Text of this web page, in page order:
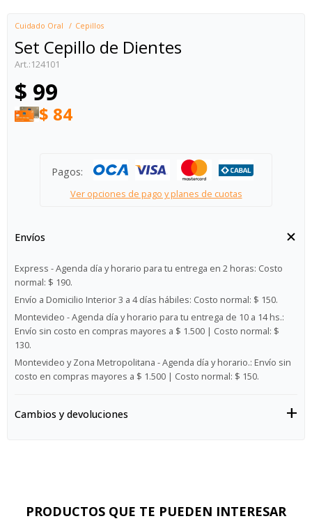
Cuidado Oral Cepillos
Set Cepillo de Dientes
124101
$ 99
$ 84
Pagos:
Ver opciones de pago y planes de cuotas
Envíos
Express - Agenda día y horario para tu entrega en 2 horas: Costo
normal: $ 190.
Envío a Domicilio Interior 3 a 4 días hábiles: Costo normal: $ 150.
Montevideo - Agenda día y horario para tu entrega de 10 a 14 hs.:
Envío sin costo en compras mayores a $ 1.500 | Costo normal: $
130.
Montevideo y Zona Metropolitana - Agenda día y horario.: Envío sin
costo en compras mayores a $ 1.500 | Costo normal: $ 150.
Cambios y devoluciones
PRODUCTOS QUE TE PUEDEN INTERESAR